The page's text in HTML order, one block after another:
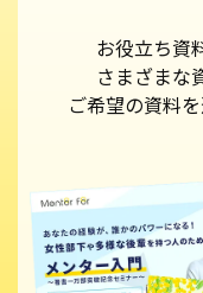
お役立ち資
さまざまな
ご希望の資料